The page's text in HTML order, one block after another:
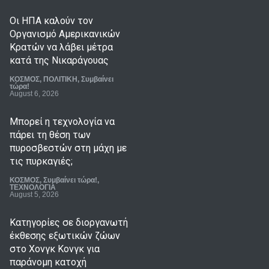
Οι ΗΠΑ καλούν τον
Οργανισμό Αμερικανικών
Κρατών να λάβει μέτρα
κατά της Νικαράγουας
ΚΟΣΜΟΣ, ΠΟΛΙΤΙΚΗ , Συμβαίνει
τώρα!
August 6, 2026
Μπορεί η τεχνολογία να
πάρει τη θέση των
πυροσβεστών στη μάχη με
τις πυρκαγιές;
ΚΟΣΜΟΣ, Συμβαίνει τώρα!,
ΤΕΧΝΟΛΟΓΙΑ
August 5, 2026
Κατηγορίες σε διοργανωτή
έκθεσης εξωτικών ζώων
στο Χονγκ Κονγκ για
παράνομη κατοχή